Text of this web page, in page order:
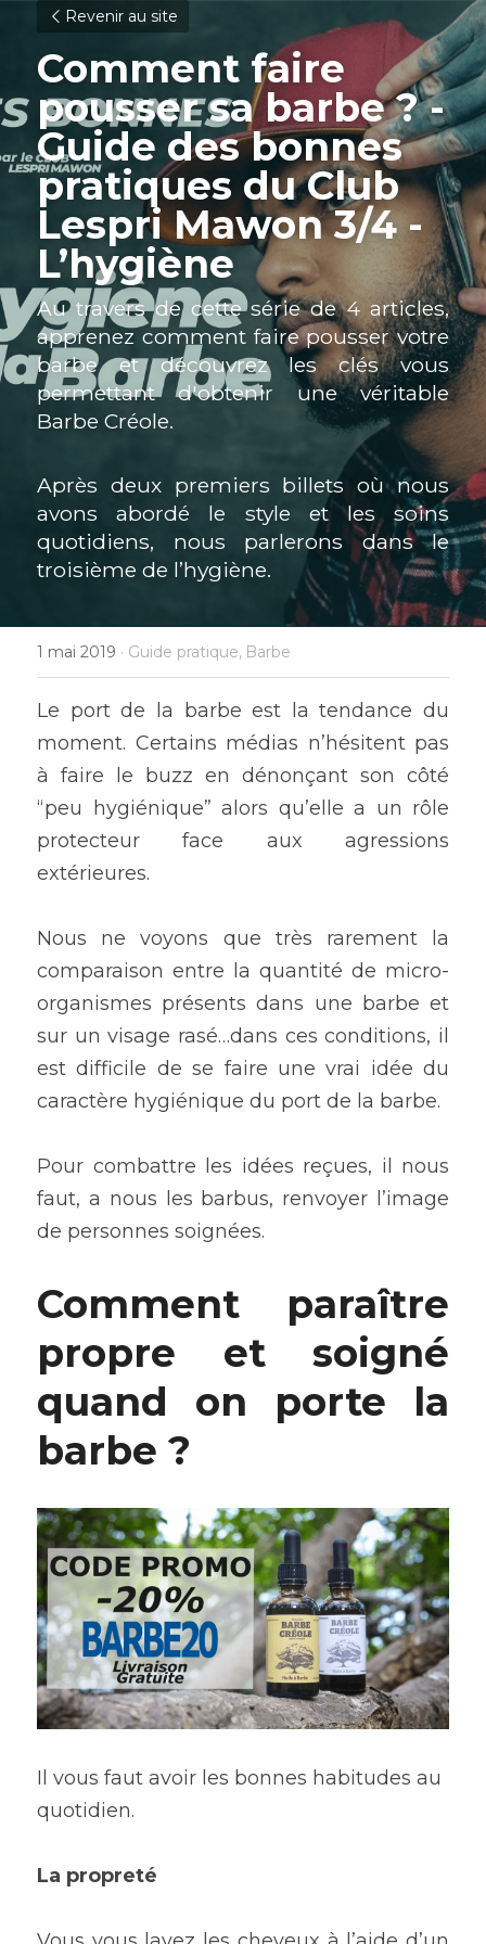
Revenir au site
Comment faire
pousser sa barbe ? -
Guide des bonnes
pratiques du Club
Lespri Mawon 3/4 -
L’hygiène
Au travers de cette série de 4 articles,
apprenez comment faire pousser votre
barbe et découvrez les clés vous
permettant d'obtenir une véritable
Barbe Créole.
Après deux premiers billets où nous
avons abordé le style et les soins
quotidiens, nous parlerons dans le
troisième de l’hygiène.
1 mai 2019 · Guide pratique, Barbe
Le port de la barbe est la tendance du
moment. Certains médias n’hésitent pas
à faire le buzz en dénonçant son côté
“peu hygiénique” alors qu’elle a un rôle
protecteur face aux agressions
extérieures.
Nous ne voyons que très rarement la
comparaison entre la quantité de micro-
organismes présents dans une barbe et
sur un visage rasé…dans ces conditions, il
est difficile de se faire une vrai idée du
caractère hygiénique du port de la barbe.
Pour combattre les idées reçues, il nous
faut, a nous les barbus, renvoyer l’image
de personnes soignées.
Comment paraître
propre et soigné
quand on porte la
barbe ?
Il vous faut avoir les bonnes habitudes au
quotidien.
La propreté